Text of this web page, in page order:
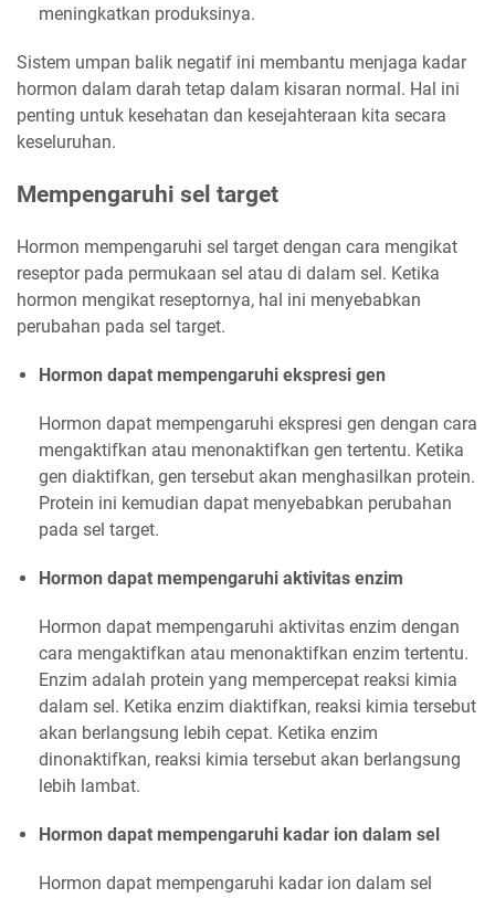
meningkatkan produksinya.
Sistem umpan balik negatif ini membantu menjaga kadar
hormon dalam darah tetap dalam kisaran normal. Hal ini
penting untuk kesehatan dan kesejahteraan kita secara
keseluruhan.
Mempengaruhi sel target
Hormon mempengaruhi sel target dengan cara mengikat
reseptor pada permukaan sel atau di dalam sel. Ketika
hormon mengikat reseptornya, hal ini menyebabkan
perubahan pada sel target.
Hormon dapat mempengaruhi ekspresi gen
Hormon dapat mempengaruhi ekspresi gen dengan cara
mengaktifkan atau menonaktifkan gen tertentu. Ketika
gen diaktifkan, gen tersebut akan menghasilkan protein.
Protein ini kemudian dapat menyebabkan perubahan
pada sel target.
Hormon dapat mempengaruhi aktivitas enzim
Hormon dapat mempengaruhi aktivitas enzim dengan
cara mengaktifkan atau menonaktifkan enzim tertentu.
Enzim adalah protein yang mempercepat reaksi kimia
dalam sel. Ketika enzim diaktifkan, reaksi kimia tersebut
akan berlangsung lebih cepat. Ketika enzim
dinonaktifkan, reaksi kimia tersebut akan berlangsung
lebih lambat.
Hormon dapat mempengaruhi kadar ion dalam sel
Hormon dapat mempengaruhi kadar ion dalam sel